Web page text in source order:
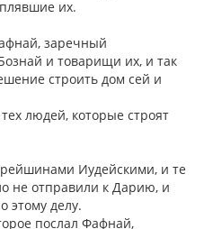
их.
заречный
и товарищи их, и так
строить дом сей и
людей, которые строят
Иудейскими, и те
не отправили к Дарию, и
этому делу.
послал Фафнай,